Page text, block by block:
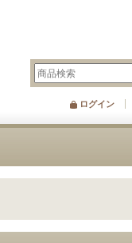
ログイン